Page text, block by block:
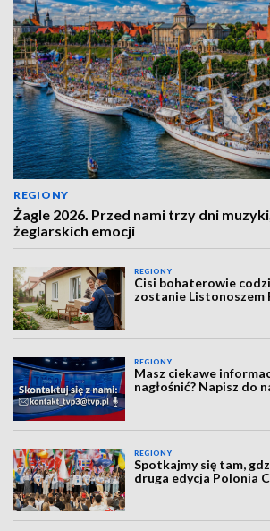
REGIONY
Żagle 2026. Przed nami trzy dni
żeglarskich emocji
REGIONY
Cisi bohaterowie
zostanie Listonoszem
REGIONY
Masz ciekawe
nagłośnić? Napisz do
REGIONY
Spotkajmy się tam,
druga edycja Polonia